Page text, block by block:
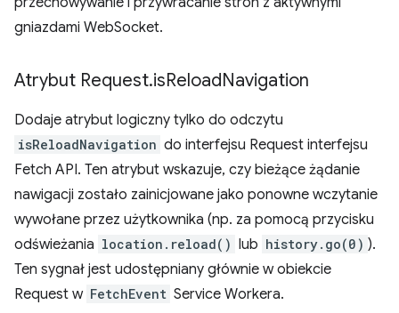
gniazdami WebSocket.
Atrybut Request.isReloadNavigation
Dodaje atrybut logiczny tylko do odczytu
isReloadNavigation do interfejsu Request interfejsu
Fetch API. Ten atrybut wskazuje, czy bieżące żądanie
nawigacji zostało zainicjowane jako ponowne wczytanie
wywołane przez użytkownika (np. za pomocą przycisku
odświeżania location.reload() lub history.go(0) ).
Ten sygnał jest udostępniany głównie w obiekcie
Request w FetchEvent Service Workera.